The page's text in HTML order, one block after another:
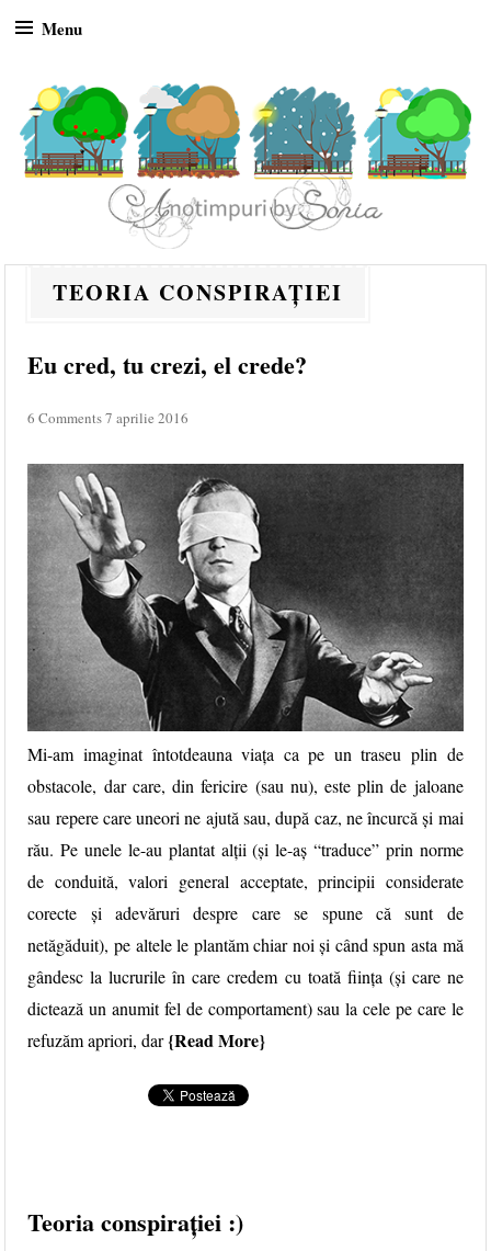
Menu
TEORIA CONSPIRAȚIEI
Eu cred, tu crezi, el crede?
6 Comments7 aprilie 2016
Mi-am imaginat întotdeauna viața ca pe un traseu plin de
obstacole, dar care, din fericire (sau nu), este plin de jaloane
sau repere care uneori ne ajută sau, după caz, ne încurcă și mai
rău. Pe unele le-au plantat alții (și le-aș “traduce” prin norme
de conduită, valori general acceptate, principii considerate
corecte și adevăruri despre care se spune că sunt de
netăgăduit), pe altele le plantăm chiar noi și când spun asta mă
gândesc la lucrurile în care credem cu toată ființa (și care ne
dictează un anumit fel de comportament) sau la cele pe care le
refuzăm apriori, dar Read More
Teoria conspirației :)